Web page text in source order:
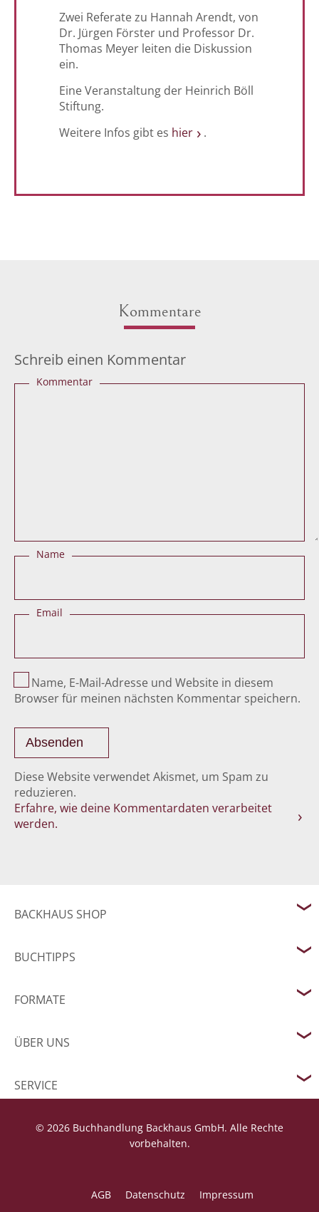
Zwei Referate zu Hannah Arendt, von
Dr. Jürgen Förster und Professor Dr.
Thomas Meyer leiten die Diskussion
ein.
Eine Veranstaltung der Heinrich Böll
Stiftung.
Weitere Infos gibt es hier .
Kommentare
Schreib einen Kommentar
Kommentar
Name
Email
Name, E-Mail-Adresse und Website in diesem
Browser für meinen nächsten Kommentar speichern.
Diese Website verwendet Akismet, um Spam zu
reduzieren.
Erfahre, wie deine Kommentardaten verarbeitet
werden.
BACKHAUS SHOP
BUCHTIPPS
FORMATE
ÜBER UNS
SERVICE
© 2026 Buchhandlung Backhaus GmbH. Alle Rechte
vorbehalten.
AGB Datenschutz Impressum